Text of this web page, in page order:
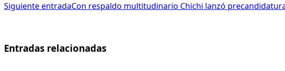
Siguiente entradaCon respaldo multitudinario Chichi lanzó
Entradas relacionadas